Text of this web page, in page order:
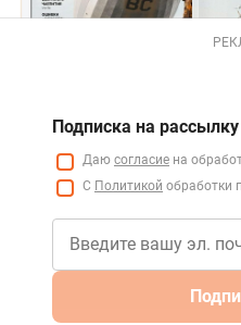
Подписка на рассылку
Даю согласие на
С Политикой обработки